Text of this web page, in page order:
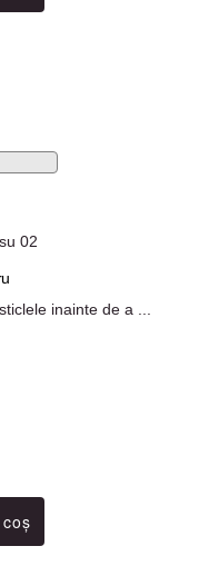
inainte de a ...